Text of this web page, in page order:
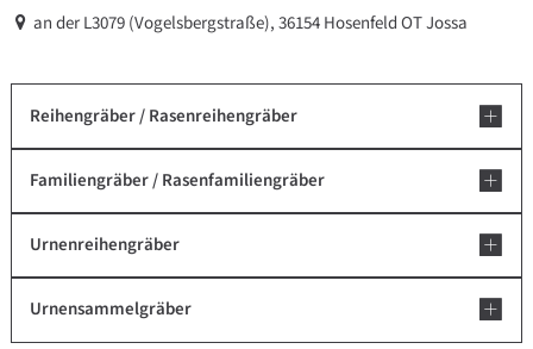
an der L3079 (Vogelsbergstraße), 36154 Hosenfeld OT Jossa
Reihengräber / Rasenreihengräber
Familiengräber / Rasenfamiliengräber
Urnenreihengräber
Urnensammelgräber